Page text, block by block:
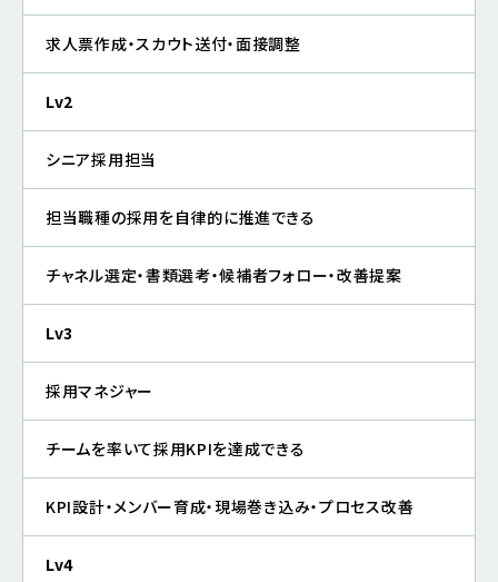
求人票作成・スカウト送付・面接調整
Lv2
シニア採用担当
担当職種の採用を自律的に推進できる
チャネル選定・書類選考・候補者フォロー・改善提案
Lv3
採用マネジャー
チームを率いて採用KPIを達成できる
KPI設計・メンバー育成・現場巻き込み・プロセス改善
Lv4